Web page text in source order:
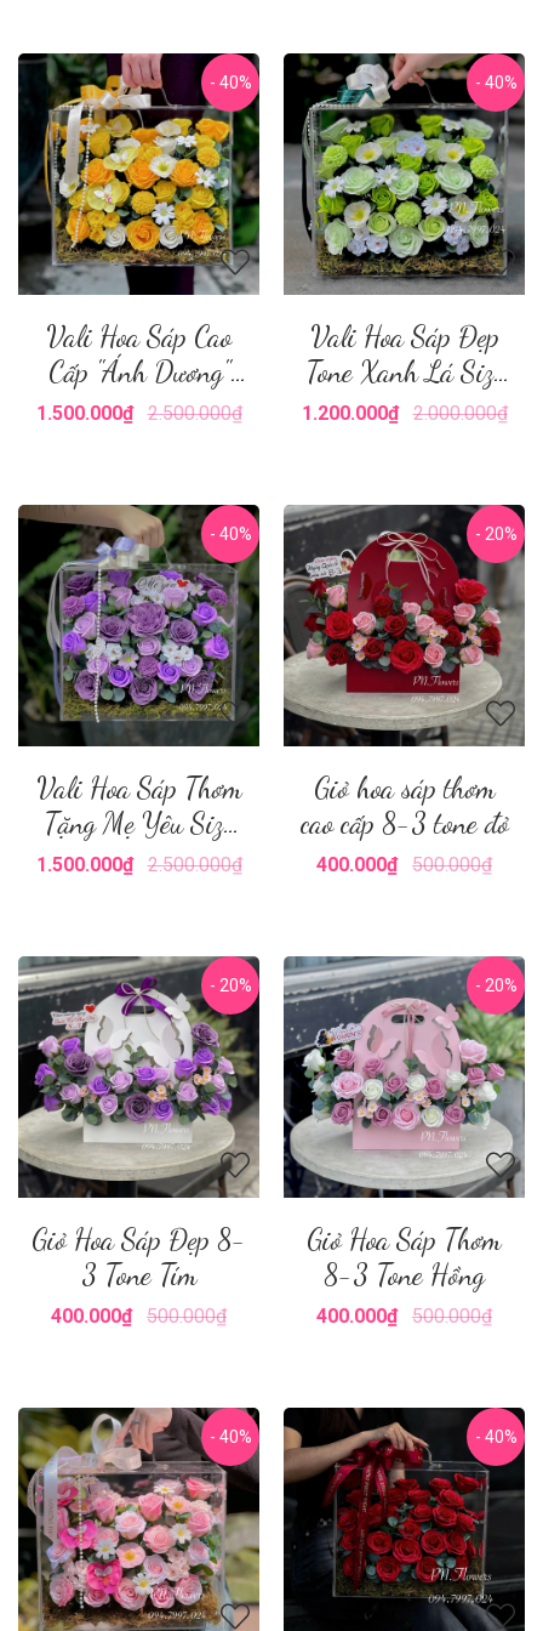
- 40%
Vali Hoa Sáp Cao
Cấp "Ánh Dương"
Size Lớn
1.500.000₫ 2.500.000₫
- 40%
Vali Hoa Sáp Đẹp
Tone Xanh Lá Size
Lớn
1.200.000₫ 2.000.000₫
- 40%
Vali Hoa Sáp Thơm
Tặng Mẹ Yêu Size
Lớn
1.500.000₫ 2.500.000₫
- 20%
Giỏ hoa sáp thơm
cao cấp 8-3 tone đỏ
400.000₫ 500.000₫
- 20%
Giỏ Hoa Sáp Đẹp 8-
3 Tone Tím
400.000₫ 500.000₫
- 20%
Giỏ Hoa Sáp Thơm
8-3 Tone Hồng
400.000₫ 500.000₫
- 40% - 40%